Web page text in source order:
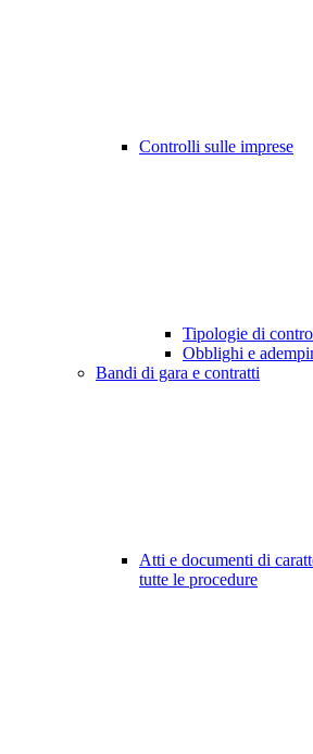
Controlli sulle imprese
Tipologie di
Obblighi e
Bandi di gara e contratti
Atti e documenti di
tutte le procedure